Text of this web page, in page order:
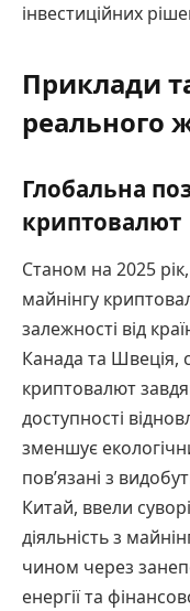
інвестиційних
Приклади
реального
Глобальна
криптовалют
Станом на 2025
майнінгу
залежності від
Канада та Швеція,
криптовалют
доступності
зменшує
пов’язані з
Китай, ввели
діяльність з
чином через
енергії та